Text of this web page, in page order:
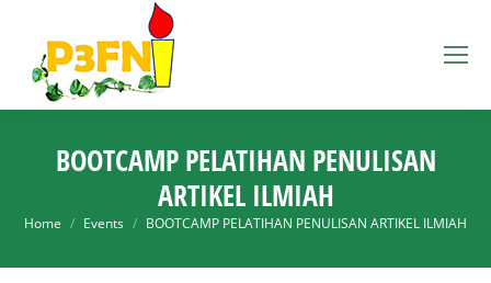
BOOTCAMP PELATIHAN PENULISAN
ARTIKEL ILMIAH
You are here:
Home Events BOOTCAMP PELATIHAN PENULISAN ARTIKEL ILMIAH